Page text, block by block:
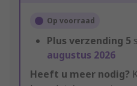
Op voorraad
Plus verzending 5
augustus 2026
Heeft u meer nodig?